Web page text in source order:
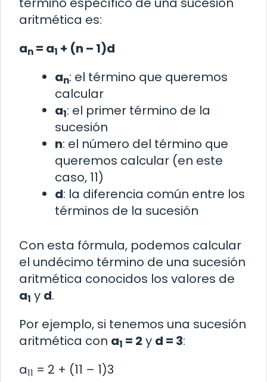
aritmética es:
an = a1 + (n – 1)d
an: el término que queremos
calcular
a1: el primer término de la
sucesión
n: el número del término que
queremos calcular (en este
caso, 11)
d: la diferencia común entre los
términos de la sucesión
Con esta fórmula, podemos calcular
el undécimo término de una sucesión
aritmética conocidos los valores de
a1 y d.
Por ejemplo, si tenemos una sucesión
aritmética con a1 = 2 y d = 3:
a11 = 2 + (11 – 1)3